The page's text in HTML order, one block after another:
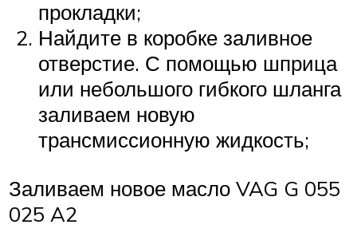
прокладки;
Найдите в коробке заливное
отверстие. С помощью шприца
или небольшого гибкого шланга
заливаем новую
трансмиссионную жидкость;
Заливаем новое масло VAG G 055
025 A2